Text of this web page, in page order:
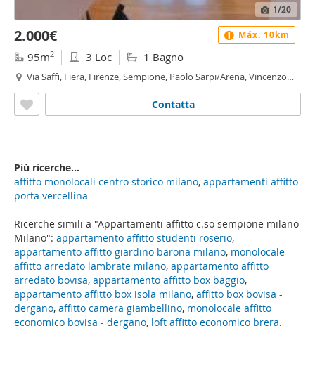
Ricerche simili a "Appartamenti affitto c.so sempione milano
Milano": appartamento affitto studenti roserio,
appartamento affitto giardino barona milano, monolocale
affitto arredato lambrate milano, appartamento affitto
arredato bovisa, appartamento affitto box baggio,
appartamento affitto box isola milano, affitto box bovisa -
dergano, affitto camera giambellino, monolocale affitto
economico bovisa - dergano, loft affitto economico brera.
1/20
2.000€
95m2 3 Loc 1 Bagno
Via Saffi, Fiera, Firenze, Sempione, Paolo Sarpi/Arena, Vincenzo
Contatta
Máx. 10km
Più ricerche...
affitto monolocali centro storico milano, appartamenti affitto
porta vercellina